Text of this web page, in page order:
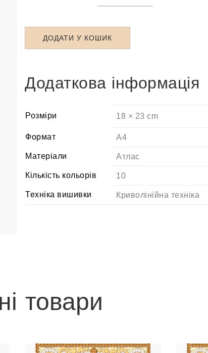
Умиление
ДОДАТИ У КОШИК
Додаткова інформація
Розміри 18 × 23 cm
Формат A4
Матеріали Атлас
Кількість кольорів 10
Техніка вишивки Криволінійна техніка
товари